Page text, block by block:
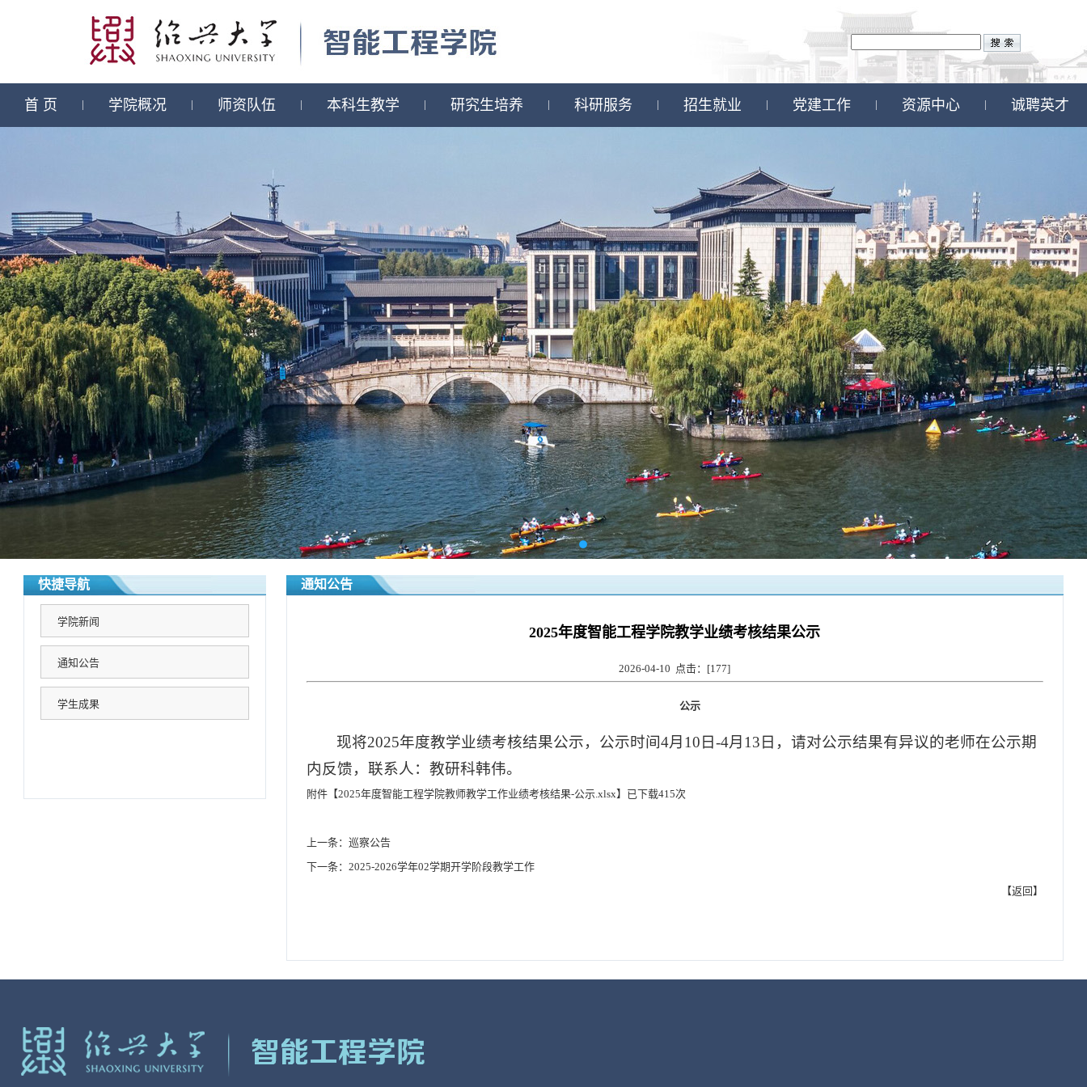
首 页 | 学院概况 | 师资队伍 | 本科生教学 | 研究生培养 | 科研服务 | 招生就业 | 党建工作 | 资源中心 | 诚聘英才
快捷导航
学院新闻
通知公告
学生成果
通知公告
2025年度智能工程学院教学业绩考核结果公示
2026-04-10 点击：[177]
公示
现将2025年度教学业绩考核结果公示，公示时间4月10日-4月13日，请对公示结果有异议的老师在公示期
内反馈，联系人：教研科韩伟。
附件【2025年度智能工程学院教师教学工作业绩考核结果-公示.xlsx】已下载415次
上一条： 巡察公告
下一条： 2025-2026学年02学期开学阶段教学工作
【返回 】